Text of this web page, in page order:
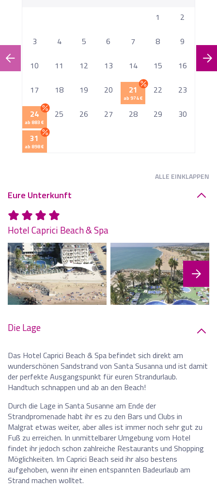
1 2
3 4 5 6 7 8 9
10 11 12 13 14 15 16
17 18 19 20 21
ab 974 €
22 23
24
ab 883 €
25 26 27 28 29 30
31
ab 898 €
ALLE EINKLAPPEN
Eure Unterkunft
Hotel Caprici Beach & Spa
Die Lage
Das Hotel Caprici Beach & Spa befindet sich direkt am
wunderschönen Sandstrand von Santa Susanna und ist damit
der perfekte Ausgangspunkt für euren Strandurlaub.
Handtuch schnappen und ab an den Beach!
Durch die Lage in Santa Susanne am Ende der
Strandpromenade habt ihr es zu den Bars und Clubs in
Malgrat etwas weiter, aber alles ist immer noch sehr gut zu
Fuß zu erreichen. In unmittelbarer Umgebung vom Hotel
findet ihr jedoch schon zahlreiche Restaurants und Shopping
Möglichkeiten. Im Caprici Beach seid ihr also bestens
aufgehoben, wenn ihr einen entspannten Badeurlaub am
Strand machen wolltet.